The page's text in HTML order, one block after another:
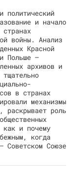
политический
и начало
странах
войны. Анализ
Красной
Польше —
архивов и
в странах
механизмы
раскрывает роль
как и почему
когда
Советском Союзе